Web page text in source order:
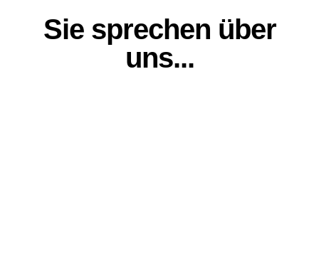
Sie sprechen über
uns...